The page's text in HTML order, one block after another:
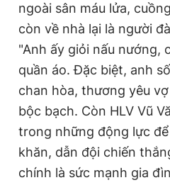
ngoài sân máu lửa,
còn về nhà lại là người
"Anh ấy giỏi nấu nướng,
quần áo. Đặc biệt, anh
chan hòa, thương yêu
bộc bạch. Còn HLV Vũ
trong những động lực
khăn, dẫn đội chiến
chính là sức mạnh gia